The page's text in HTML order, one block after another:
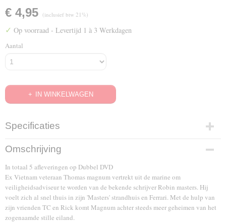
€ 4,95 (inclusief btw 21%)
✓ Op voorraad - Levertijd 1 à 3 Werkdagen
Aantal
IN WINKELWAGEN
Specificaties
EAN code
5050582113198
Omschrijving
In totaal 5 afleveringen op Dubbel DVD
Ex Vietnam veteraan Thomas magnum vertrekt uit de marine om
veiligheidsadviseur te worden van de bekende schrijver Robin masters. Hij
voelt zich al snel thuis in zijn 'Masters' strandhuis en Ferrari. Met de hulp van
zijn vrienden TC en Rick komt Magnum achter steeds meer geheimen van het
zogenaamde stille eiland.